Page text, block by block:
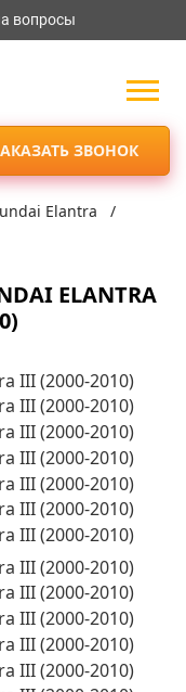
вопросы
ЗВОНОК
Elantra /
ELANTRA